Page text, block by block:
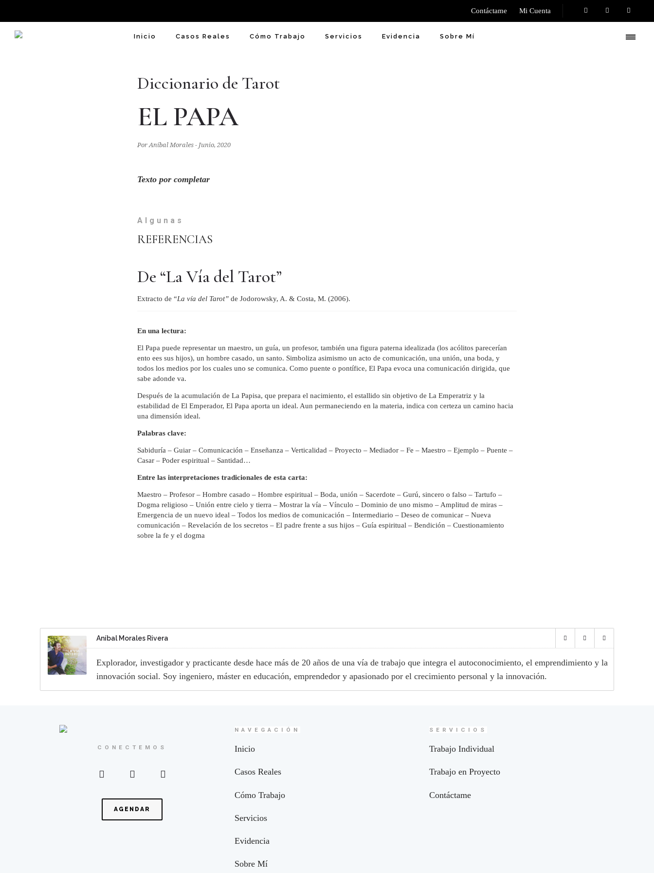
Contáctame Mi Cuenta
Inicio Casos Reales Cómo Trabajo Servicios Evidencia Sobre Mí
Diccionario de Tarot
EL PAPA
Por Aníbal Morales - Junio, 2020
Texto por completar
Algunas
REFERENCIAS
De “La Vía del Tarot”
Extracto de “La vía del Tarot” de Jodorowsky, A. & Costa, M. (2006).
En una lectura:
El Papa puede representar un maestro, un guía, un profesor, también una figura paterna idealizada (los acólitos parecerían
ento ees sus hijos), un hombre casado, un santo. Simboliza asimismo un acto de comunicación, una unión, una boda, y
todos los medios por los cuales uno se comunica. Como puente o pontífice, El Papa evoca una comunicación dirigida, que
sabe adonde va.
Después de la acumulación de La Papisa, que prepara el nacimiento, el estallido sin objetivo de La Emperatriz y la
estabilidad de El Emperador, El Papa aporta un ideal. Aun permaneciendo en la materia, indica con certeza un camino hacia
una dimensión ideal.
Palabras clave:
Sabiduría – Guiar – Comunicación – Enseñanza – Verticalidad – Proyecto – Mediador – Fe – Maestro – Ejemplo – Puente –
Casar – Poder espiritual – Santidad…
Entre las interpretaciones tradicionales de esta carta:
Maestro – Profesor – Hombre casado – Hombre espiritual – Boda, unión – Sacerdote – Gurú, sincero o falso – Tartufo –
Dogma religioso – Unión entre cielo y tierra – Mostrar la vía – Vínculo – Dominio de uno mismo – Amplitud de miras –
Emergencia de un nuevo ideal – Todos los medios de comunicación – Intermediario – Deseo de comunicar – Nueva
comunicación – Revelación de los secretos – El padre frente a sus hijos – Guía espiritual – Bendición – Cuestionamiento
sobre la fe y el dogma
Aníbal Morales Rivera
Explorador, investigador y practicante desde hace más de 20 años de una vía de trabajo que integra el autoconocimiento, el emprendimiento y la
innovación social. Soy ingeniero, máster en educación, emprendedor y apasionado por el crecimiento personal y la innovación.
CONECTEMOS
AGENDAR
NAVEGACIÓN
Inicio
Casos Reales
Cómo Trabajo
Servicios
Evidencia
Sobre Mí
SERVICIOS
Trabajo Individual
Trabajo en Proyecto
Contáctame